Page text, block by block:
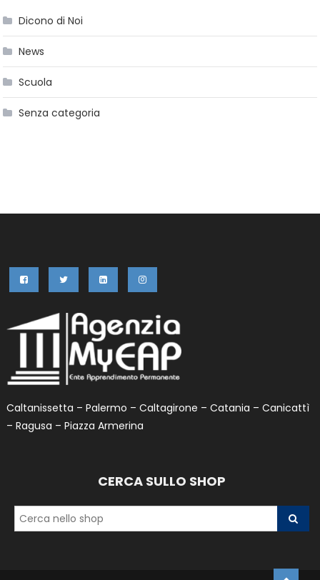
Dicono di Noi
News
Scuola
Senza categoria
Caltanissetta – Palermo – Caltagirone – Catania – Canicattì
– Ragusa – Piazza Armerina
CERCA SULLO SHOP